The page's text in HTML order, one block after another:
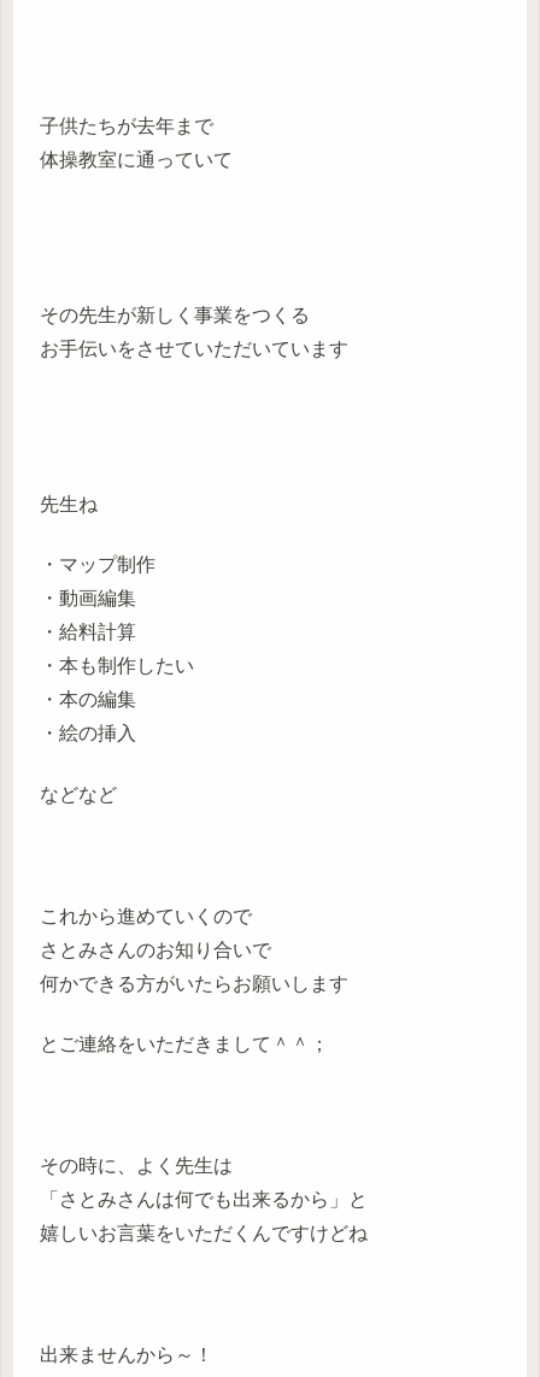
子供たちが去年まで
体操教室に通っていて
その先生が新しく事業をつくる
お手伝いをさせていただいています
先生ね
・マップ制作
・動画編集
・給料計算
・本も制作したい
・本の編集
・絵の挿入
などなど
これから進めていくので
さとみさんのお知り合いで
何かできる方がいたらお願いします
とご連絡をいただきまして＾＾；
その時に、よく先生は
「さとみさんは何でも出来るから」と
嬉しいお言葉をいただくんですけどね
出来ませんから～！